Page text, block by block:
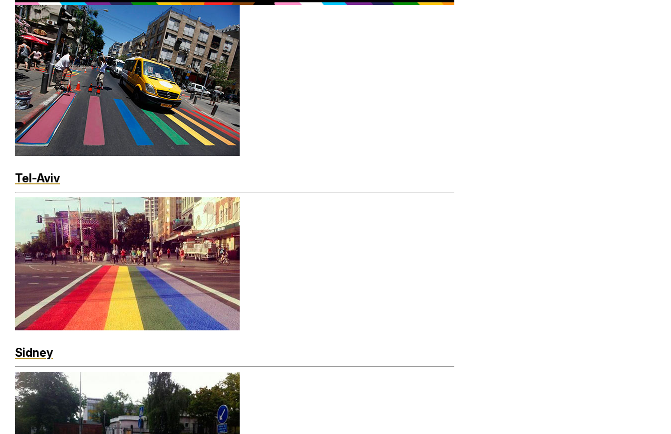
29.51%
Tel-Aviv
Sidney